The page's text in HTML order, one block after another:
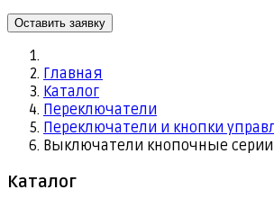
Оставить заявку
Главная
Каталог
Переключатели
Переключатели и кнопки
Выключатели кнопочные серии
Каталог